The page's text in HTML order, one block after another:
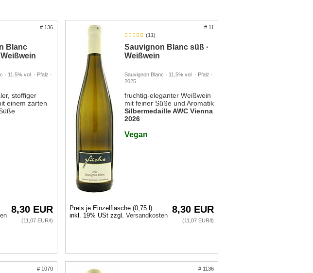
# 136
Blanc
· 11,5% vol · Pfalz ·
stoffiger
einem zarten
8,30 EUR
(11,07 EUR/l)
# 11
(11)
Sauvignon Blanc süß ·
Weißwein
Sauvignon Blanc · 11,5% vol · Pfalz ·
2025
fruchtig-eleganter Weißwein
mit feiner Süße und Aromatik
Silbermedaille AWC Vienna
2026
Vegan
8,30 EUR
(11,07 EUR/l)
Preis je Einzelflasche (0,75 l)
inkl. 19% USt zzgl. Versandkosten
# 1070
# 1136